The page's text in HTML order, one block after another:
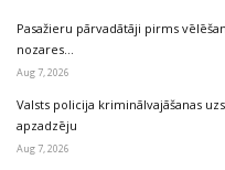
Pasažieru pārvadātāji pirms
nozares…
Aug 7, 2026
Valsts policija kriminālvajāšanas
apzadzēju
Aug 7, 2026